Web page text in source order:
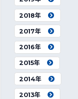
2018年
2017年
2016年
2015年
2014年
2013年